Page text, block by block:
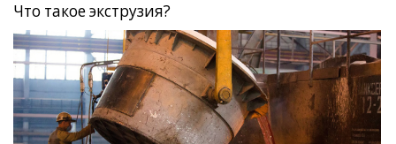
Что такое экструзия?